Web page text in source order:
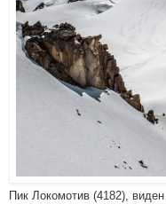
Пик Локомотив (4182),